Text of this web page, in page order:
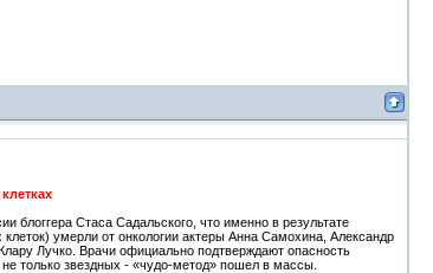
блоггера Стаса Садальского, что именно в результате
умерли от онкологии актеры Анна Самохина, Александр
Лучко. Врачи официально подтверждают опасность
только звездных - «чудо-метод» пошел в массы.